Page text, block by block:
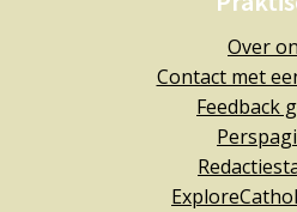
Over
Contact met
Feedback